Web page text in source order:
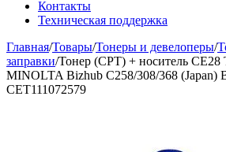
Контакты
Техническая поддержка
Главная/Товары/Тонеры и девелоперы/
заправки/Тонер (CPT) + носитель
MINOLTA Bizhub C258/308/368 (Japan)
CET111072579